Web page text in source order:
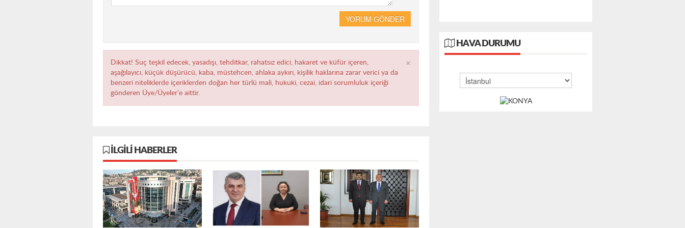
YORUM GÖNDER
×
Dikkat! Suç teşkil edecek, yasadışı, tehditkar, rahatsız edici, hakaret ve küfür içeren,
aşağılayıcı, küçük düşürücü, kaba, müstehcen, ahlaka aykırı, kişilik haklarına zarar verici ya da
benzeri niteliklerde içeriklerden doğan her türlü mali, hukuki, cezai, idari sorumluluk içeriği
gönderen Üye/Üyeler’e aittir.
İLGILI HABERLER
HAVA DURUMU